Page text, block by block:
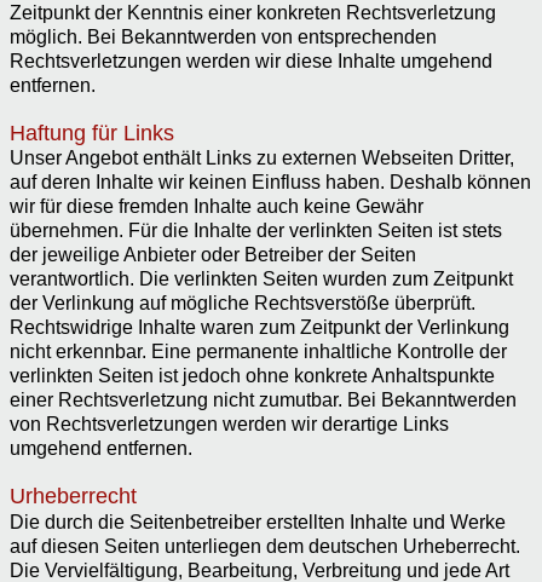
Zeitpunkt der Kenntnis einer konkreten Rechtsverletzung
möglich. Bei Bekanntwerden von entsprechenden
Rechtsverletzungen werden wir diese Inhalte umgehend
entfernen.
Haftung für Links
Unser Angebot enthält Links zu externen Webseiten Dritter,
auf deren Inhalte wir keinen Einfluss haben. Deshalb können
wir für diese fremden Inhalte auch keine Gewähr
übernehmen. Für die Inhalte der verlinkten Seiten ist stets
der jeweilige Anbieter oder Betreiber der Seiten
verantwortlich. Die verlinkten Seiten wurden zum Zeitpunkt
der Verlinkung auf mögliche Rechtsverstöße überprüft.
Rechtswidrige Inhalte waren zum Zeitpunkt der Verlinkung
nicht erkennbar. Eine permanente inhaltliche Kontrolle der
verlinkten Seiten ist jedoch ohne konkrete Anhaltspunkte
einer Rechtsverletzung nicht zumutbar. Bei Bekanntwerden
von Rechtsverletzungen werden wir derartige Links
umgehend entfernen.
Urheberrecht
Die durch die Seitenbetreiber erstellten Inhalte und Werke
auf diesen Seiten unterliegen dem deutschen Urheberrecht.
Die Vervielfältigung, Bearbeitung, Verbreitung und jede Art